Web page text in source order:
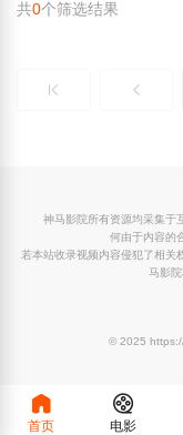
共0个筛选结果
神马影院所有资源均采集于
何由于内容的
若本站收录视频内容侵犯了相关
马影
© 2025
首页 电影